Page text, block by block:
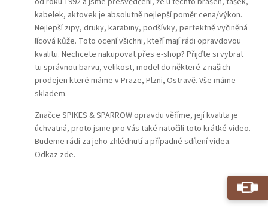
kabelek, aktovek je absolutně nejlepší poměr cena/výkon.
Nejlepší zipy, druky, karabiny, podšívky, perfektně vyčiněná
lícová kůže. Toto ocení všichni, kteří mají rádi opravdovou
kvalitu. Nechcete nakupovat přes e-shop? Přijďte si vybrat
tu správnou barvu, velikost, model do některé z našich
prodejen které máme v Praze, Plzni, Ostravě. Vše máme
skladem.
Značce SPIKES & SPARROW opravdu věříme, její kvalita je
úchvatná, proto jsme pro Vás také natočili toto krátké video.
Budeme rádi za jeho zhlédnutí a případné sdílení videa.
Odkaz zde.